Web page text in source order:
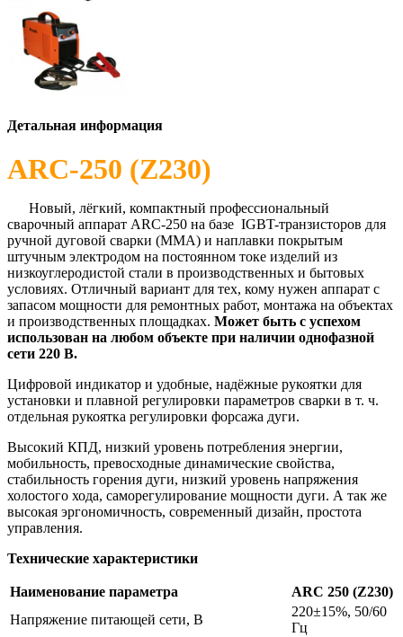
Детальная информация
ARC-250 (Z230)
Новый, лёгкий, компактный профессиональный
сварочный аппарат ARC-250 на базе IGBT-транзисторов для
ручной дуговой сварки (MMA) и наплавки покрытым
штучным электродом на постоянном токе изделий из
низкоуглеродистой стали в производственных и бытовых
условиях. Отличный вариант для тех, кому нужен аппарат с
запасом мощности для ремонтных работ, монтажа на объектах
и производственных площадках. Может быть с успехом
использован на любом объекте при наличии однофазной
сети 220 В.
Цифровой индикатор и удобные, надёжные рукоятки для
установки и плавной регулировки параметров сварки в т. ч.
отдельная рукоятка регулировки форсажа дуги.
Высокий КПД, низкий уровень потребления энергии,
мобильность, превосходные динамические свойства,
стабильность горения дуги, низкий уровень напряжения
холостого хода, саморегулирование мощности дуги. А так же
высокая эргономичность, современный дизайн, простота
управления.
Технические характеристики
Наименование параметра
ARC 250 (Z230)
Напряжение питающей сети, В
220±15%, 50/60
Гц